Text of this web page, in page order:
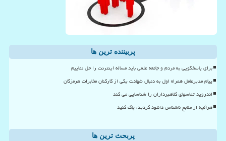
پربیننده ترین ها
برای پاسخگویی به مردم و جامعه علمی باید مساله اینترنت را حل نماییم
پیام مدیرعامل همراه اول به دنبال شهادت یکی از کارکنان مخابرات هرمزگان
اندروید تماسهای کلاهبرداران را شناسایی می کند
هرآنچه از منابع ناشناس دانلود کردید، پاک کنید
پربحث ترین ها